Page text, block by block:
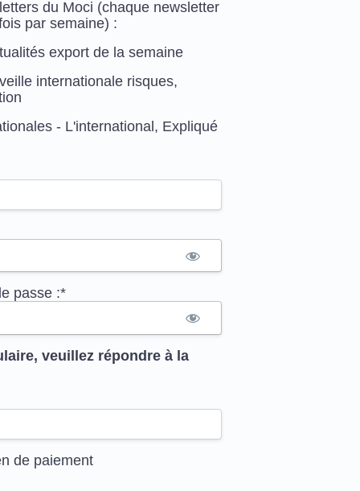
du Moci (chaque newsletter
par semaine) :
export de la semaine
internationale risques,
- L'international, Expliqué
passe :*
veuillez répondre à la
de paiement